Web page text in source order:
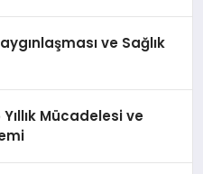
ve Sağlık
Yıllık Mücadelesi ve